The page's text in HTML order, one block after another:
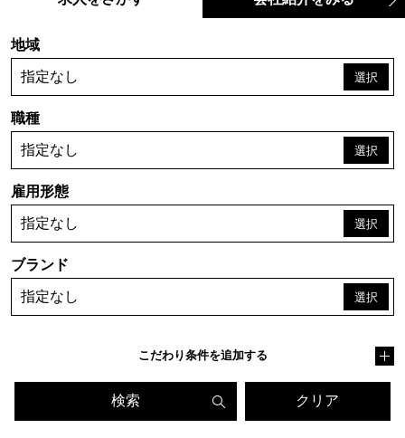
地域
指定なし
職種
指定なし
雇用形態
指定なし
ブランド
指定なし
こだわり条件を追加する
検索 クリア